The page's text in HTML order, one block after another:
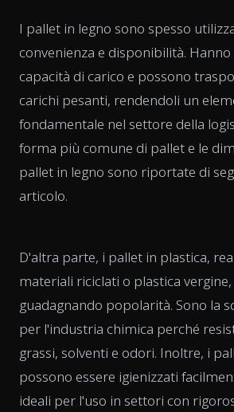
I pallet in legno sono spesso
convenienza e disponibilità. Hanno
capacità di carico e possono
carichi pesanti, rendendoli un
fondamentale nel settore della
forma più comune di pallet e le
pallet in legno sono riportate di
articolo.
D'altra parte, i pallet in plastica,
materiali riciclati o plastica
guadagnando popolarità. Sono la
per l'industria chimica perché
grassi, solventi e odori. Inoltre, i
possono essere igienizzati
ideali per l'uso in settori con